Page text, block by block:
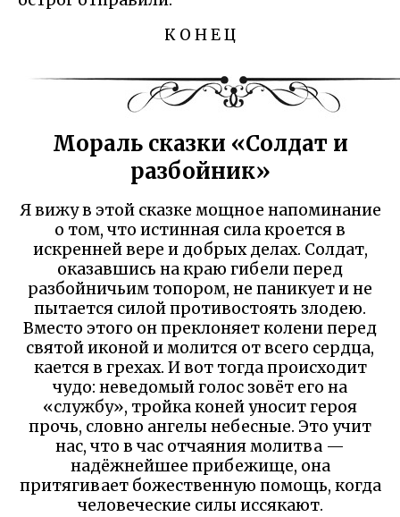
К О Н Е Ц
Мораль сказки «Солдат и
разбойник»
Я вижу в этой сказке мощное напоминание
о том, что истинная сила кроется в
искренней вере и добрых делах. Солдат,
оказавшись на краю гибели перед
разбойничьим топором, не паникует и не
пытается силой противостоять злодею.
Вместо этого он преклоняет колени перед
святой иконой и молится от всего сердца,
кается в грехах. И вот тогда происходит
чудо: неведомый голос зовёт его на
«службу», тройка коней уносит героя
прочь, словно ангелы небесные. Это учит
нас, что в час отчаяния молитва —
надёжнейшее прибежище, она
притягивает божественную помощь, когда
человеческие силы иссякают.